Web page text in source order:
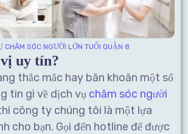
CHĂM SÓC NGƯỜI LỚN TUỔI QUẬN 8
uy tín?
thắc mắc hay băn khoăn một số
tin gì về dịch vụ chăm sóc người
công ty chúng tôi là một lựa
cho bạn. Gọi đến hotline để được